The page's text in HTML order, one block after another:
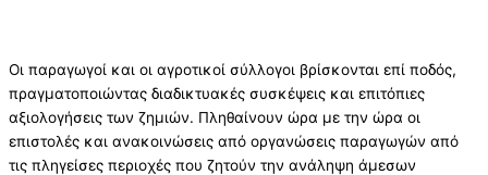
Οι παραγωγοί και οι αγροτικοί σύλλογοι βρίσκονται επί ποδός,
πραγματοποιώντας διαδικτυακές συσκέψεις και επιτόπιες
αξιολογήσεις των ζημιών. Πληθαίνουν ώρα με την ώρα οι
επιστολές και ανακοινώσεις από οργανώσεις παραγωγών από
τις πληγείσες περιοχές που ζητούν την ανάληψη άμεσων